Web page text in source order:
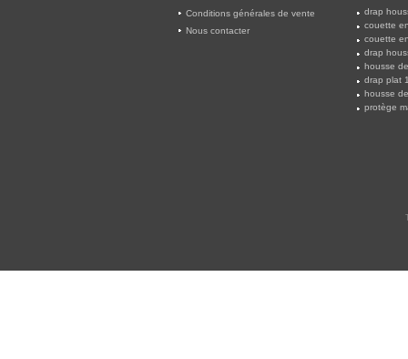
Conditions générales de vente
Nous contacter
drap
couette
couette
drap
housse
drap plat
housse
protège